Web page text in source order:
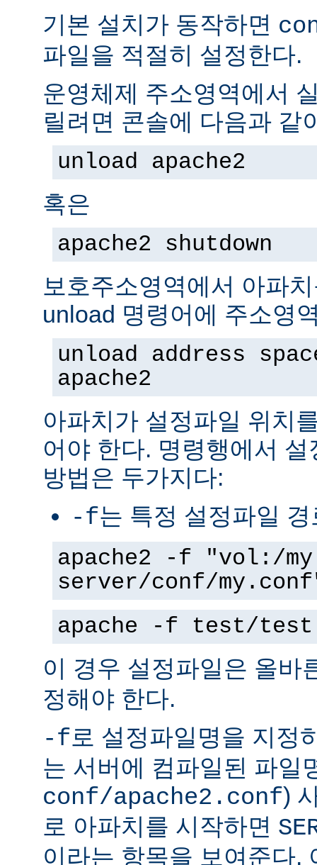
기본 설치가 동작하면
파일을 적절히 설정한다.
운영체제 주소영역에서
릴려면 콘솔에 다음과 같
unload apache2
혹은
apache2 shutdown
보호주소영역에서 아파
unload 명령어에 주소영
unload address
apache2
아파치가 설정파일 위치
어야 한다. 명령행에서
방법은 두가지다:
-f는 특정 설정파일
apache2 -f "vol:/my
server/conf/
apache -f test/
이 경우 설정파일은 올바
정해야 한다.
-f로 설정파일명을 지정
는 서버에 컴파일된 파일
conf/apache2.conf)
로 아파치를 시작하면
이라는 항목을 보여준다.